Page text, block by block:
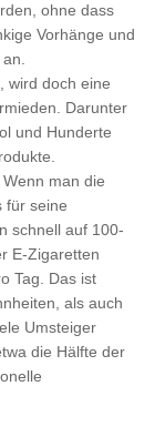
ohne dass
Vorhänge und
wird doch eine
Darunter
und Hunderte
man die
für seine
schnell auf 100-
E-Zigaretten
Tag. Das ist
als auch
Umsteiger
die Hälfte der